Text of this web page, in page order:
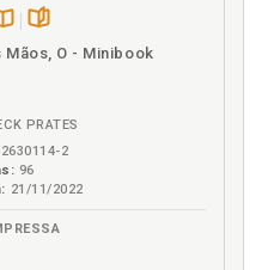
Disponível
páginas
O - Minibook
PRATES
2
96
21/11/2022